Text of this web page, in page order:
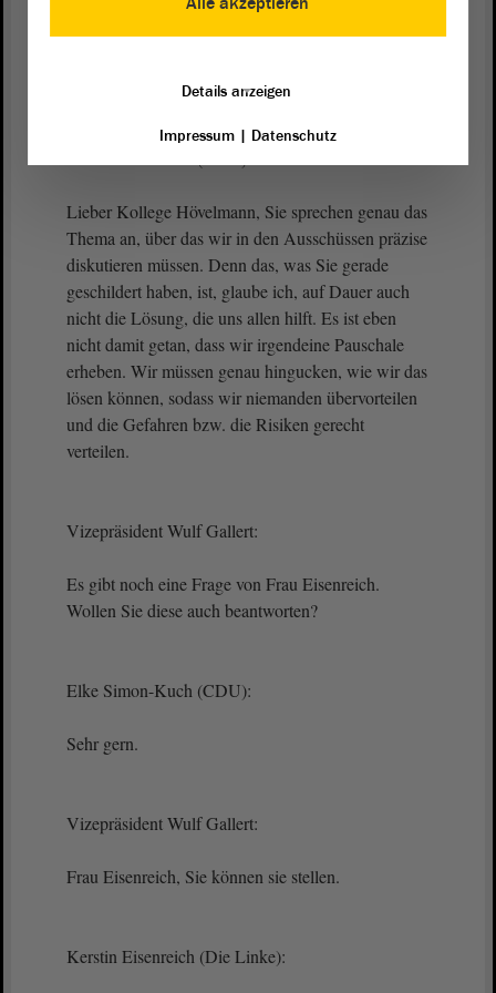
Lieber Kollege Hövelmann, Sie sprechen genau das
Thema an, über das wir in den Ausschüssen präzise
diskutieren müssen. Denn das, was Sie gerade
geschildert haben, ist, glaube ich, auf Dauer auch
nicht die Lösung, die uns allen hilft. Es ist eben
nicht damit getan, dass wir irgendeine Pauschale
erheben. Wir müssen genau hingucken, wie wir das
lösen können, sodass wir niemanden übervorteilen
und die Gefahren bzw. die Risiken gerecht
verteilen.
Vizepräsident Wulf Gallert:
Es gibt noch eine Frage von Frau Eisenreich.
Wollen Sie diese auch beantworten?
Elke Simon-Kuch (CDU):
Sehr gern.
Vizepräsident Wulf Gallert:
Frau Eisenreich, Sie können sie stellen.
Kerstin Eisenreich (Die Linke):
Details anzeigen
Impressum| Datenschutz